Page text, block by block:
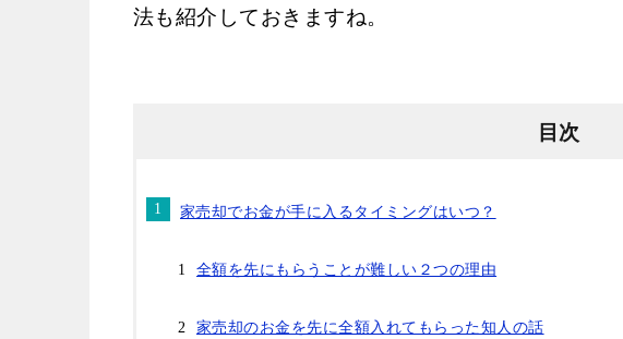
法も紹介しておきますね。
目次
家売却でお金が手に入るタイミングはいつ？
全額を先にもらうことが難しい２つの理由
家売却のお金を先に全額入れてもらった知人の話